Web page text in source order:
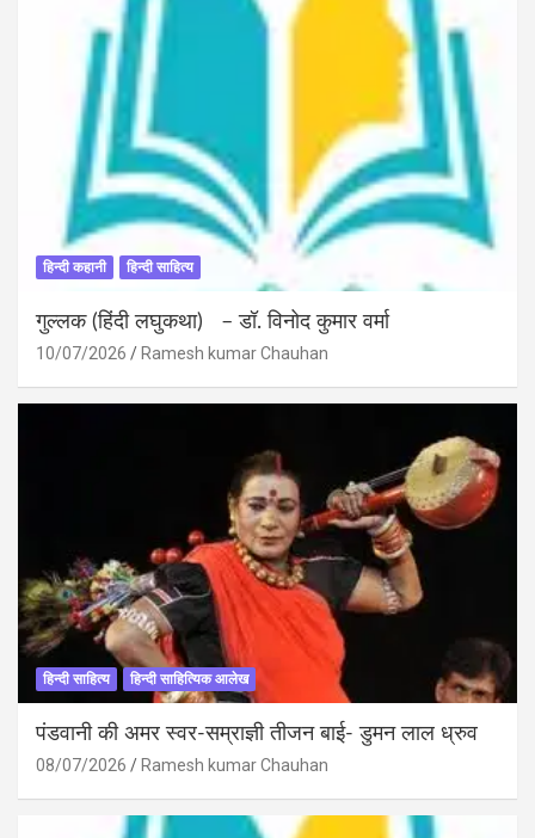
हिन्दी कहानी हिन्दी साहित्य
गुल्लक (हिंदी लघुकथा) – डॉ. विनोद कुमार वर्मा
10/07/2026 Ramesh kumar Chauhan
हिन्दी साहित्य हिन्दी साहित्यिक आलेख
पंडवानी की अमर स्वर-सम्राज्ञी तीजन बाई- डुमन लाल ध्रुव
08/07/2026 Ramesh kumar Chauhan